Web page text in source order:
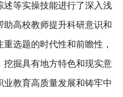
述等实操技能进行了深入浅
高校教师提升科研意识和
选题的时代性和前瞻性，
挖掘具有地方特色和现实意
业教育高质量发展和铸牢中